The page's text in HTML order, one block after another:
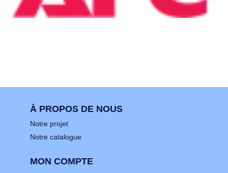
À PROPOS DE NOUS
Notre projet
Notre catalogue
MON COMPTE